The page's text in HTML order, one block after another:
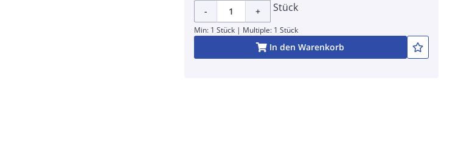
- + Stück
Min: 1 Stück | Multiple: 1 Stück
In den Warenkorb